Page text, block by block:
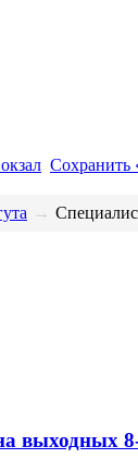
Сохранить
→